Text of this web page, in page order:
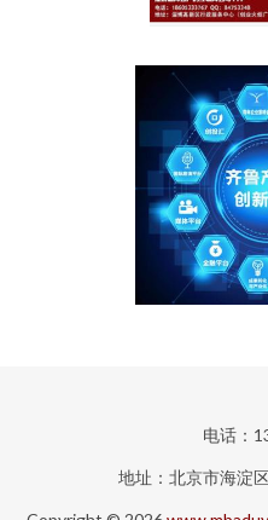
电话：
地址：北京市海淀